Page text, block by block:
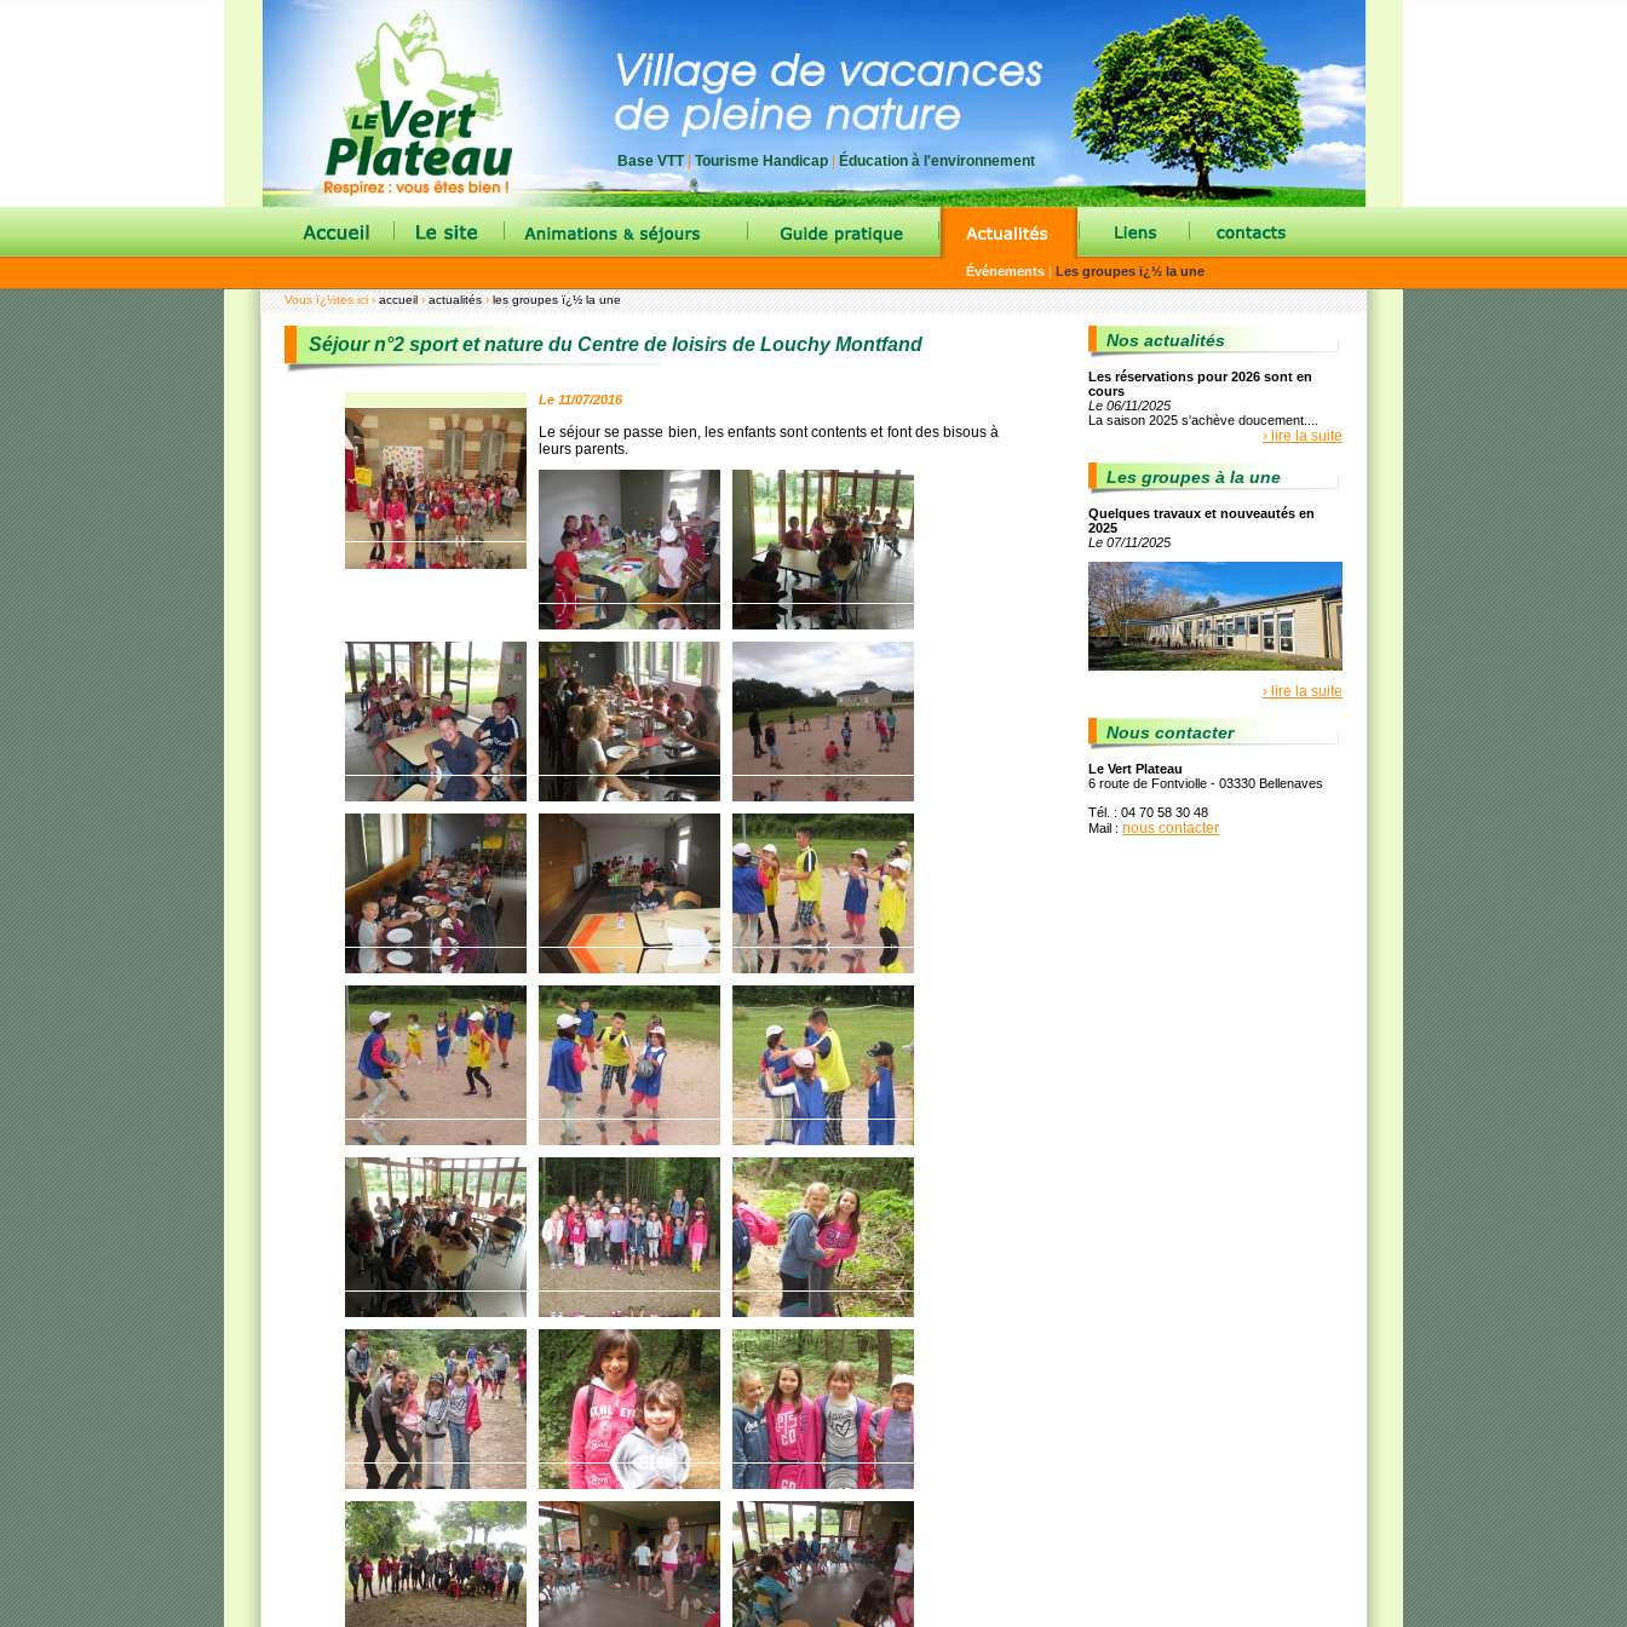
Vous ï¿½tes ici › accueil › actualités › les groupes ï¿½ la une
Séjour n°2 sport et nature du Centre de loisirs de Louchy Montfand
Le 11/07/2016
Le séjour se passe bien, les enfants sont contents et font des bisous à
leurs parents.
Nos actualités
Les réservations pour 2026 sont en
cours
Le 06/11/2025
La saison 2025 s'achève doucement....
› lire la suite
Les groupes à la une
Quelques travaux et nouveautés en
2025
Le 07/11/2025
› lire la suite
Nous contacter
Le Vert Plateau
6 route de Fontviolle - 03330 Bellenaves
Tél. : 04 70 58 30 48
Mail : nous contacter
| | | | | |
Événements | Les groupes ï¿½ la une
Base VTT|Tourisme Handicap Éducation à l'environnement